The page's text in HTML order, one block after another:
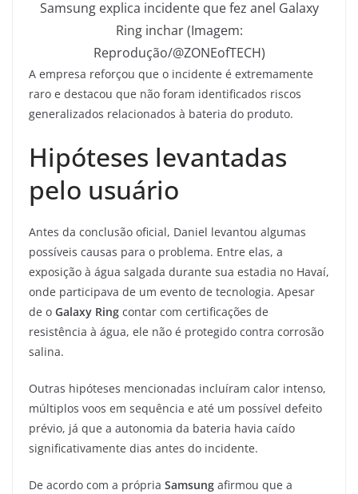
Samsung explica incidente que fez anel Galaxy
Ring inchar (Imagem:
Reprodução/@ZONEofTECH)
A empresa reforçou que o incidente é extremamente
raro e destacou que não foram identificados riscos
generalizados relacionados à bateria do produto.
Hipóteses levantadas
pelo usuário
Antes da conclusão oficial, Daniel levantou algumas
possíveis causas para o problema. Entre elas, a
exposição à água salgada durante sua estadia no Havaí,
onde participava de um evento de tecnologia. Apesar
de o Galaxy Ring contar com certificações de
resistência à água, ele não é protegido contra corrosão
salina.
Outras hipóteses mencionadas incluíram calor intenso,
múltiplos voos em sequência e até um possível defeito
prévio, já que a autonomia da bateria havia caído
significativamente dias antes do incidente.
De acordo com a própria Samsung afirmou que a